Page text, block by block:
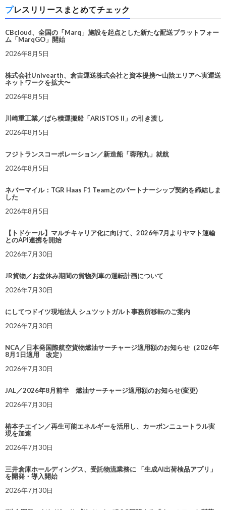
プレスリリースまとめてチェック
CBcloud、全国の「Marq」施設を起点とした新たな配送プラットフォー
ム「MarqGO」開始
2026年8月5日
株式会社Univearth、倉吉運送株式会社と資本提携〜山陰エリアへ実運送
ネットワークを拡大〜
2026年8月5日
川崎重工業／ばら積運搬船「ARISTOS II」の引き渡し
2026年8月5日
フジトランスコーポレーション／新造船「蓉翔丸」就航
2026年8月5日
ネバーマイル：TGR Haas F1 Teamとのパートナーシップ契約を締結しま
した
2026年8月5日
【トドケール】マルチキャリア化に向けて、2026年7月よりヤマト運輸
とのAPI連携を開始
2026年7月30日
JR貨物／お盆休み期間の貨物列車の運転計画について
2026年7月30日
にしてつドイツ現地法人 シュツットガルト事務所移転のご案内
2026年7月30日
NCA／日本発国際航空貨物燃油サーチャージ適用額のお知らせ（2026年
8月1日適用 改定）
2026年7月30日
JAL／2026年8月前半 燃油サーチャージ適用額のお知らせ(変更)
2026年7月30日
椿本チエイン／再生可能エネルギーを活用し、カーボンニュートラル実
現を加速
2026年7月30日
三井倉庫ホールディングス、受託物流業務に 「生成AI出荷検品アプリ」
を開発・導入開始
2026年7月30日